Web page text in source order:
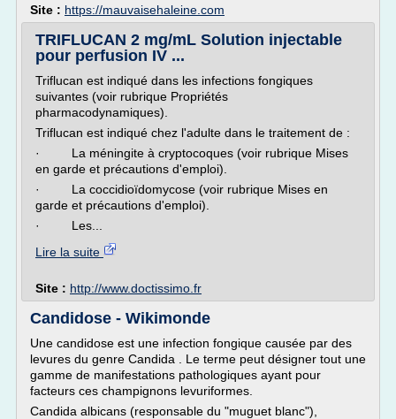
Site : https://mauvaisehaleine.com
TRIFLUCAN 2 mg/mL Solution injectable
pour perfusion IV ...
Triflucan est indiqué dans les infections fongiques
suivantes (voir rubrique Propriétés
pharmacodynamiques).
Triflucan est indiqué chez l'adulte dans le traitement de :
· La méningite à cryptocoques (voir rubrique Mises
en garde et précautions d'emploi).
· La coccidioïdomycose (voir rubrique Mises en
garde et précautions d'emploi).
· Les...
Lire la suite
Site : http://www.doctissimo.fr
Candidose - Wikimonde
Une candidose est une infection fongique causée par des
levures du genre Candida . Le terme peut désigner tout une
gamme de manifestations pathologiques ayant pour
facteurs ces champignons levuriformes.
Candida albicans (responsable du "muguet blanc"),